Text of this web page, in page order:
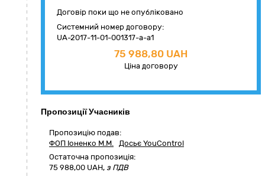
Договір поки що не опубліковано
Системний номер договору:
UA-2017-11-01-001317-a-a1
75 988,80 UAH
Ціна договору
Пропозиції Учасників
Пропозицію подав:
ФОП Іоненко М.М. Досьє YouControl
Остаточна пропозиція:
75 988,00 UAH, з ПДВ